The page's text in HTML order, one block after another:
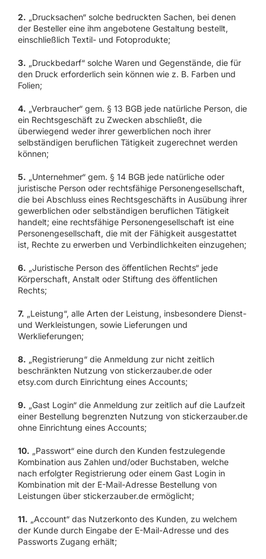
2. „Drucksachen“ solche bedruckten Sachen, bei denen
der Besteller eine ihm angebotene Gestaltung bestellt,
einschließlich Textil- und Fotoprodukte;
3. „Druckbedarf“ solche Waren und Gegenstände, die für
den Druck erforderlich sein können wie z. B. Farben und
Folien;
4. „Verbraucher“ gem. § 13 BGB jede natürliche Person, die
ein Rechtsgeschäft zu Zwecken abschließt, die
überwiegend weder ihrer gewerblichen noch ihrer
selbständigen beruflichen Tätigkeit zugerechnet werden
können;
5. „Unternehmer“ gem. § 14 BGB jede natürliche oder
juristische Person oder rechtsfähige Personengesellschaft,
die bei Abschluss eines Rechtsgeschäfts in Ausübung ihrer
gewerblichen oder selbständigen beruflichen Tätigkeit
handelt; eine rechtsfähige Personengesellschaft ist eine
Personengesellschaft, die mit der Fähigkeit ausgestattet
ist, Rechte zu erwerben und Verbindlichkeiten einzugehen;
6. „Juristische Person des öffentlichen Rechts“ jede
Körperschaft, Anstalt oder Stiftung des öffentlichen
Rechts;
7. „Leistung“, alle Arten der Leistung, insbesondere Dienst-
und Werkleistungen, sowie Lieferungen und
Werklieferungen;
8. „Registrierung“ die Anmeldung zur nicht zeitlich
beschränkten Nutzung von stickerzauber.de oder
etsy.com durch Einrichtung eines Accounts;
9. „Gast Login“ die Anmeldung zur zeitlich auf die Laufzeit
einer Bestellung begrenzten Nutzung von stickerzauber.de
ohne Einrichtung eines Accounts;
10. „Passwort“ eine durch den Kunden festzulegende
Kombination aus Zahlen und/oder Buchstaben, welche
nach erfolgter Registrierung oder einem Gast Login in
Kombination mit der E-Mail-Adresse Bestellung von
Leistungen über stickerzauber.de ermöglicht;
11. „Account“ das Nutzerkonto des Kunden, zu welchem
der Kunde durch Eingabe der E-Mail-Adresse und des
Passworts Zugang erhält;